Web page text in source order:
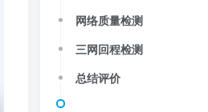
网络质量检测
三网回程检测
总结评价